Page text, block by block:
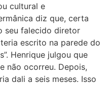
cultural e
diz que, certa
seu falecido diretor
escrito na parede do
Henrique julgou que
não ocorreu. Depois,
dali a seis meses. Isso